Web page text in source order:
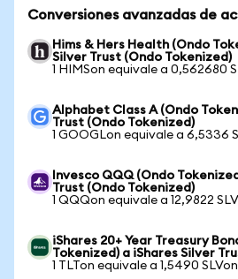
Conversiones avanzadas de
Hims & Hers Health (Ondo
Silver Trust (Ondo Tokenized)
1 HIMSon equivale a 0,562680
Alphabet Class A (Ondo
Trust (Ondo Tokenized)
1 GOOGLon equivale a 6,5336
Invesco QQQ (Ondo
Trust (Ondo Tokenized)
1 QQQon equivale a 12,9822
iShares 20+ Year Treasury
Tokenized) a iShares Silver
1 TLTon equivale a 1,5490 SLVon